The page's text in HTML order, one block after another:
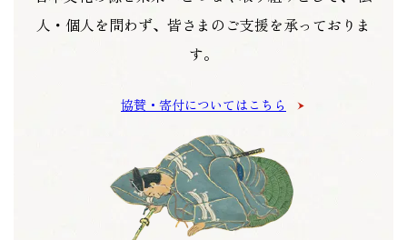
人・個人を問わず、皆さまのご支援を承っておりま
す。
協賛・寄付についてはこちら